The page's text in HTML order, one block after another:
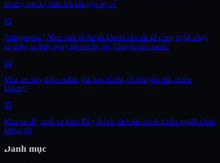
nhưng cực kỳ hữu ích khi gặp sự cố
03
[Infographic] Nhìn vào số dư tài khoản của tài xế công nghệ chạy
xe điện, ta thấy ngay tại sao họ lại "chuyển đổi xanh"
04
Mua xe máy điện online giá bao nhiêu, có khuyến mãi nhiều
không?
05
Mua xe dễ, nuôi xe khó: Đây là bóc tách tài chính nhiều người chưa
lường tới
Danh mục